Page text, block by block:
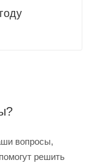
вопросы,
решить